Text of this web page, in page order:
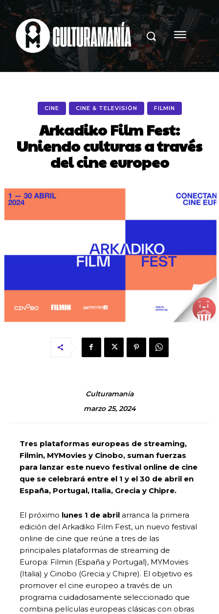
CINE CINE & TELEVISIÓN FILMIN
Arkadiko Film Fest:
Uniendo culturas a través
del cine europeo
Culturamanía
marzo 25, 2024
Tres plataformas europeas de streaming,
Filmin, MYMovies y Cinobo, suman fuerzas
para lanzar este nuevo festival online de cine
que se celebrará entre el 1 y el 30 de abril en
España, Portugal, Italia, Grecia y Chipre.
El próximo lunes 1 de abril arranca la primera
edición del Arkadiko Film Fest, un nuevo festival
online de cine que reúne a tres de las
principales plataformas de streaming de
Europa: Filmin (España y Portugal), MYMovies
(Italia) y Cinobo (Grecia y Chipre). El objetivo es
promover el cine europeo a través de un
programa cuidadosamente seleccionado que
combina películas europeas clásicas con obras